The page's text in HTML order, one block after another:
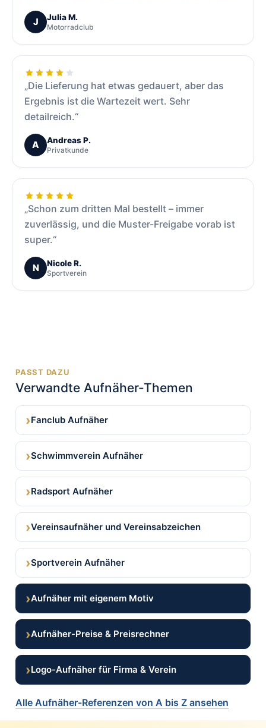
J Julia M.
Motorradclub
„Die Lieferung hat etwas gedauert, aber das
Ergebnis ist die Wartezeit wert. Sehr
detailreich.“
A Andreas P.
Privatkunde
„Schon zum dritten Mal bestellt – immer
zuverlässig, und die Muster-Freigabe vorab ist
super.“
N Nicole R.
Sportverein
PASST DAZU
Verwandte Aufnäher-Themen
›Fanclub Aufnäher
›Schwimmverein Aufnäher
›Radsport Aufnäher
›Vereinsaufnäher und Vereinsabzeichen
›Sportverein Aufnäher
›Aufnäher mit eigenem Motiv
›Aufnäher-Preise & Preisrechner
›Logo-Aufnäher für Firma & Verein
Alle Aufnäher-Referenzen von A bis Z ansehen